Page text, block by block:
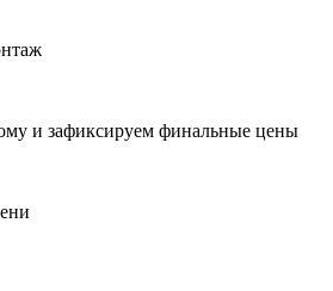
и зафиксируем финальные цены